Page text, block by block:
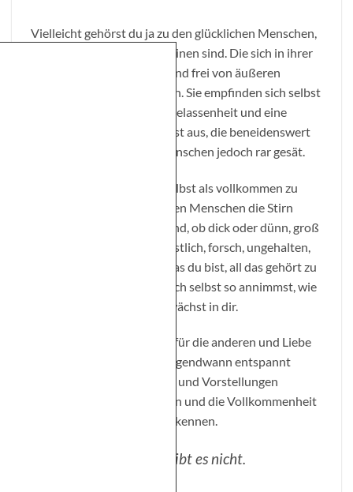
Vielleicht gehörst du ja zu den glücklichen Menschen,
die komplett mit sich im Reinen sind. Die sich in ihrer
Haut absolut wohlfühlen und frei von äußeren
Einflüssen ihren Weg gehen. Sie empfinden sich selbst
als vollkommen, strahlen Gelassenheit und eine
Zufriedenheit mit sich selbst aus, die beneidenswert
ist. Meistens sind diese Menschen jedoch rar gesät.
Schon der Gedanke, sich selbst als vollkommen zu
bezeichnen, lässt die meisten Menschen die Stirn
runzeln. Doch so wie wir sind, ob dick oder dünn, groß
oder klein, schüchtern, ängstlich, forsch, ungehalten,
fröhlich, hadernd – alles, was du bist, all das gehört zu
dir. Und je gelassener du dich selbst so annimmst, wie
du bist, desto mehr Liebe wächst in dir.
Liebe für dich selbst, Liebe für die anderen und Liebe
für das Leben. Bis wir alle irgendwann entspannt
unsere vielen Erwartungen und Vorstellungen
loslassen, das Sein genießen und die Vollkommenheit
des jeweiligen Moments erkennen.
Ein anderes „Du“ gibt es nicht.